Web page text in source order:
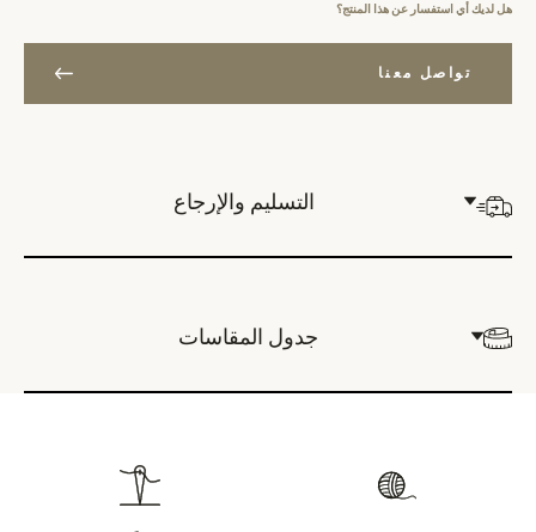
هل لديك أي استفسار عن هذا المنتج؟
تواصل معنا
التسليم والإرجاع
جدول المقاسات